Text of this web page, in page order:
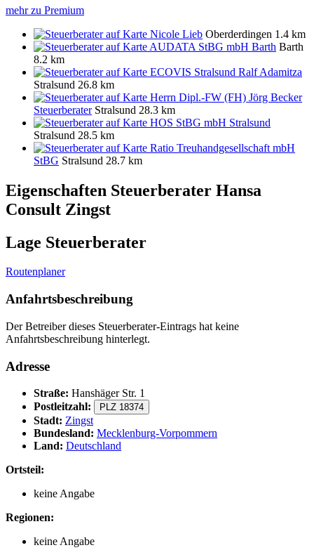
mehr zu Premium
Nicole Lieb Oberderdingen 1.4 km
AUDATA StBG mbH Barth Barth
8.2 km
ECOVIS Stralsund Ralf Adamitza
Stralsund 26.8 km
Herrn Dipl.-FW (FH) Jörg Becker
Steuerberater Stralsund 28.3 km
HOS StBG mbH Stralsund
Stralsund 28.5 km
Ratio Treuhandgesellschaft mbH
StBG Stralsund 28.7 km
Eigenschaften Steuerberater Hansa
Consult Zingst
Lage Steuerberater
Routenplaner
Anfahrtsbeschreibung
Der Betreiber dieses Steuerberater-Eintrags hat keine
Anfahrtsbeschreibung hinterlegt.
Adresse
Straße: Hanshäger Str. 1
Postleitzahl:
PLZ 18374
Stadt: Zingst
Bundesland: Mecklenburg-Vorpommern
Land: Deutschland
Ortsteil:
keine Angabe
Regionen:
keine Angabe